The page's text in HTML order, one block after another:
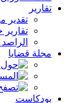
تقارير
تقدير
الراصد
مجلة قضايا
بودكاست